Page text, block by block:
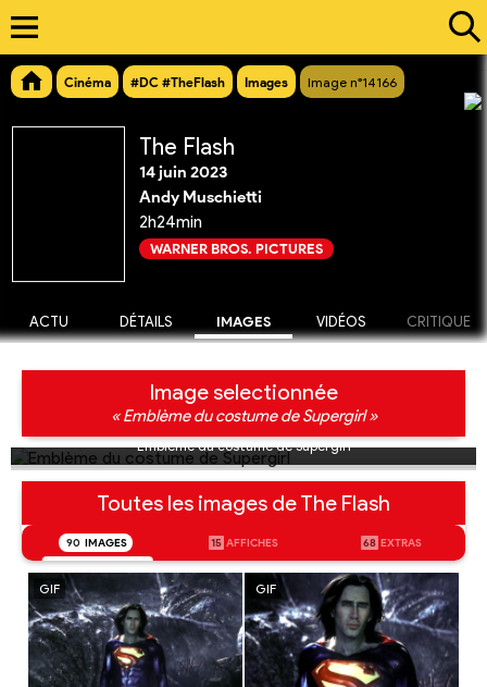
Cinéma #DC #TheFlash Images Image n°14166
The Flash
14 juin 2023
Andy Muschietti
2h24min
WARNER BROS. PICTURES
ACTU DÉTAILS IMAGES VIDÉOS CRITIQUE
Image selectionnée
« Emblème du costume de Supergirl »
Emblème du costume de Supergirl
Toutes les images de The Flash
90 IMAGES 15 AFFICHES 68 EXTRAS